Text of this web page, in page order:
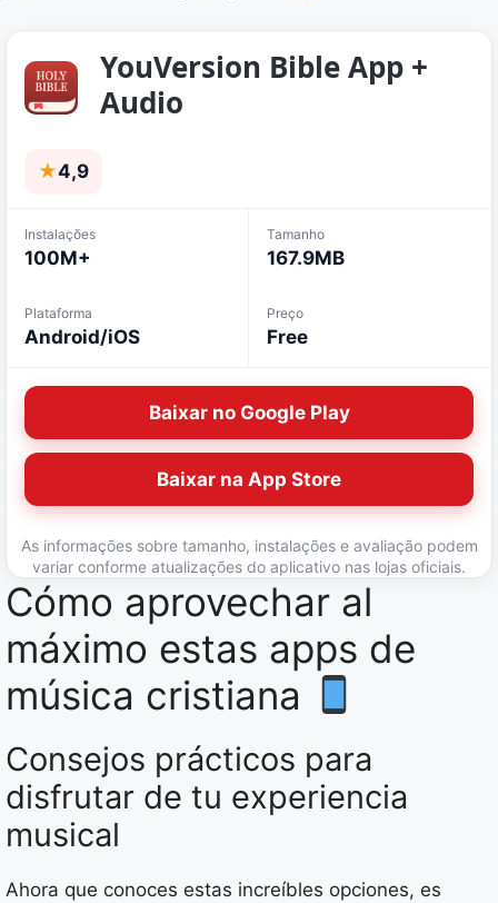
YouVersion Bible App +
Audio
★4,9
Instalações
100M+
Tamanho
167.9MB
Plataforma
Android/iOS
Preço
Free
Baixar no Google Play
Baixar na App Store
As informações sobre tamanho, instalações e avaliação podem
variar conforme atualizações do aplicativo nas lojas oficiais.
Cómo aprovechar al
máximo estas apps de
música cristiana
Consejos prácticos para
disfrutar de tu experiencia
musical
Ahora que conoces estas increíbles opciones, es